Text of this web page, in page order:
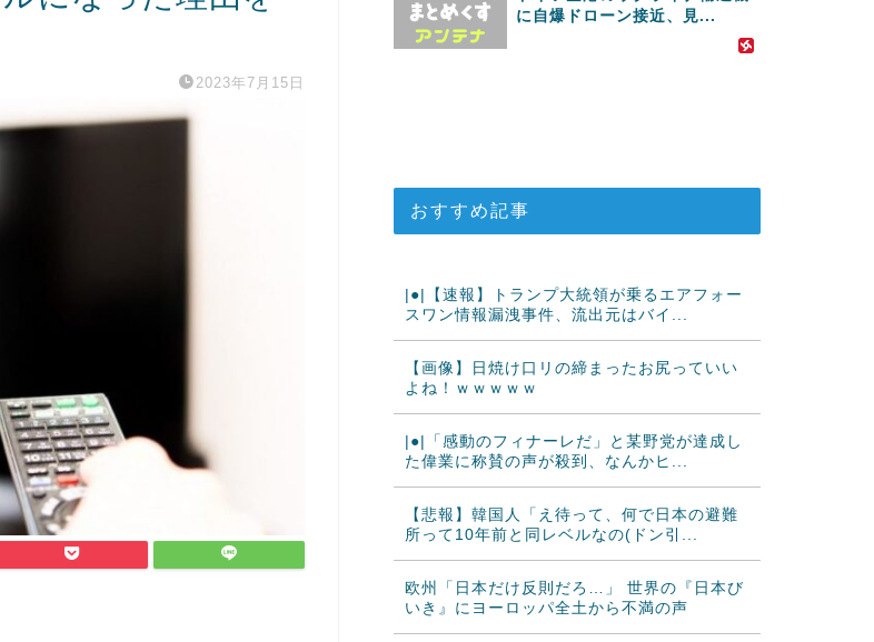
2023年7月15日
に自爆ドローン接近、見...
おすすめ記事
|●|【速報】トランプ大統領が乗るエアフォー
スワン情報漏洩事件、流出元はバイ...
【画像】日焼け口リの締まったお尻っていい
よね！ｗｗｗｗｗ
|●|「感動のフィナーレだ」と某野党が達成し
た偉業に称賛の声が殺到、なんかヒ...
【悲報】韓国人「え待って、何で日本の避難
所って10年前と同レベルなの(ドン引...
欧州「日本だけ反則だろ…」 世界の『日本び
いき』にヨーロッパ全土から不満の声